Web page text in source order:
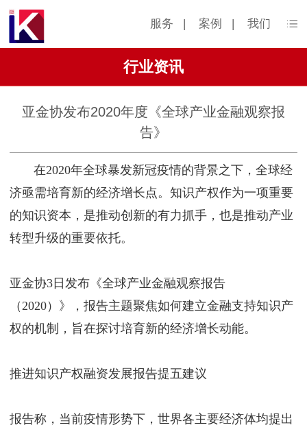
服务 | 案例 | 我们
行业资讯
亚金协发布2020年度《全球产业金融观察报
告》
在2020年全球暴发新冠疫情的背景之下，全球经
济亟需培育新的经济增长点。知识产权作为一项重要
的知识资本，是推动创新的有力抓手，也是推动产业
转型升级的重要依托。
亚金协3日发布《全球产业金融观察报告
（2020）》，报告主题聚焦如何建立金融支持知识产
权的机制，旨在探讨培育新的经济增长动能。
推进知识产权融资发展报告提五建议
报告称，当前疫情形势下，世界各主要经济体均提出